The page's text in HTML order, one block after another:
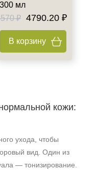
300 мл
₽ 4790.20 ₽
В корзину
кожи:
ухода, чтобы
вид. Один из
— тонизирование.